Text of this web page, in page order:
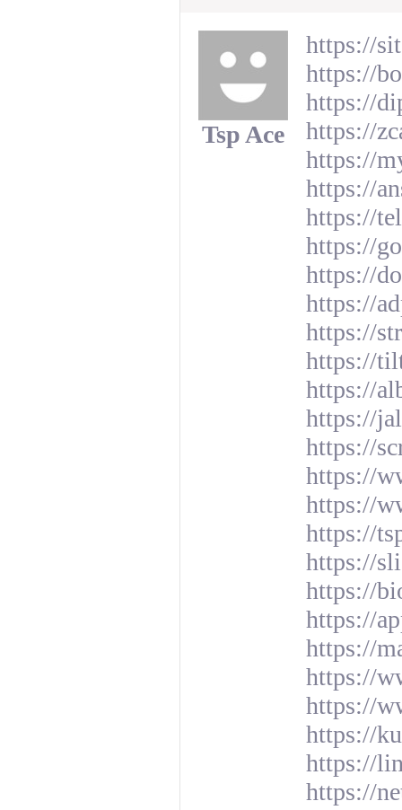
Tsp Ace
https://
https://
https://
https://
https://
https://
https://
https://
https://
https://
https://
https://
https://
https://
https://
https://
https://
https://
https://
https://
https://
https://
https://
https://
https://
https://
https://